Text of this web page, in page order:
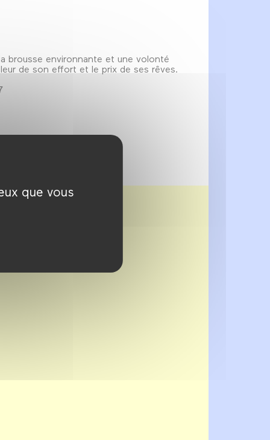
que vous
brousse environnante et une volonté
de son effort et le prix de ses rêves.